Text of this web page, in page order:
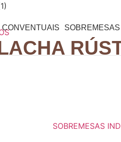
SOBREMESAS